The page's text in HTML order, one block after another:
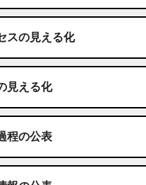
スの見える化
見える化
程の公表